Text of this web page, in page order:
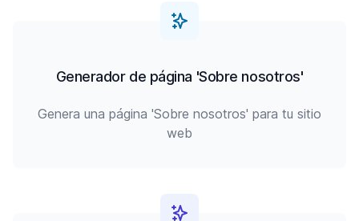
Generador de página 'Sobre nosotros'
Genera una página 'Sobre nosotros' para tu sitio
web